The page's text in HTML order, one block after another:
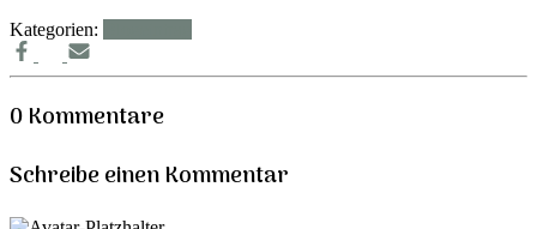
Kategorien:
0 Kommentare
Schreibe einen Kommentar